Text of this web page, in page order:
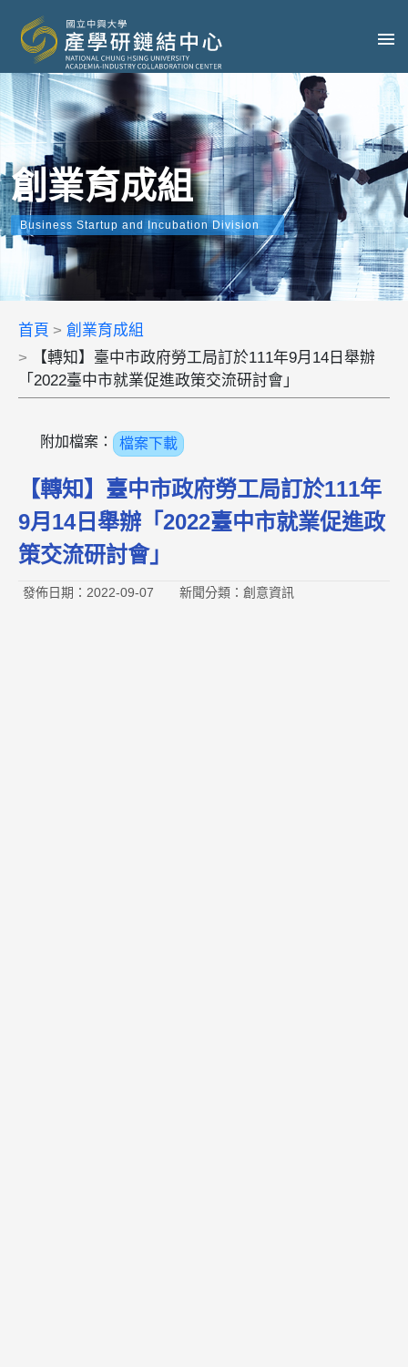
創業育成組
Business Startup and Incubation Division
首頁
創業育成組
【轉知】臺中市政府勞工局訂於111年9月14日舉辦
「2022臺中市就業促進政策交流研討會」
附加檔案： 檔案下載
【轉知】臺中市政府勞工局訂於111年
9月14日舉辦「2022臺中市就業促進政
策交流研討會」
發佈日期：2022-09-07 新聞分類：創意資訊